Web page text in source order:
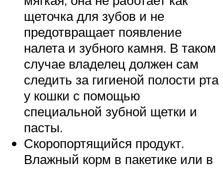
щеточка для зубов и не
предотвращает появление
налета и зубного камня. В таком
случае владелец должен сам
следить за гигиеной полости рта
у кошки с помощью
специальной зубной щетки и
пасты.
Скоропортящийся продукт.
Влажный корм в пакетике или в